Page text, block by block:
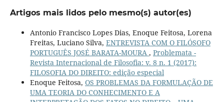
Artigos mais lidos pelo mesmo(s) autor(es)
Antonio Francisco Lopes Dias, Enoque Feitosa, Lorena
Freitas, Luciano Silva, ENTREVISTA COM O FILÓSOFO
PORTUGUÊS JOSÉ BARATA-MOURA , Problemata -
Revista Internacional de Filosofia: v. 8 n. 1 (2017):
FILOSOFIA DO DIREITO: edição especial
Enoque Feitosa, OS PROBLEMAS DA FORMULAÇÃO DE
UMA TEORIA DO CONHECIMENTO E A